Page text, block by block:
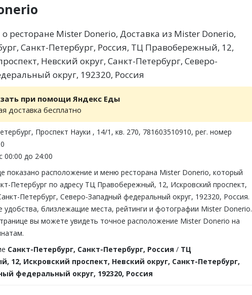
ресторане Mister Donerio, Доставка из Mister Donerio,
Санкт-Петербург, Россия, ТЦ Правобережный, 12,
Невский округ, Санкт-Петербург, Северо-
округ, 192320, Россия
при помощи Яндекс Еды
доставка бесплатно
Проспект Науки , 14/1, кв. 270, 781603510910, рег. номер
до 24:00
показано расположение и меню ресторана Mister Donerio, который
Петербург по адресу ТЦ Правобережный, 12, Искровский проспект,
Петербург, Северо-Западный федеральный округ, 192320, Россия.
удобства, близлежащие места, рейтинги и фотографии Mister Donerio.
вы можете увидеть точное расположение Mister Donerio на
Санкт-Петербург, Санкт-Петербург, Россия / ТЦ
12, Искровский проспект, Невский округ, Санкт-Петербург,
федеральный округ, 192320, Россия